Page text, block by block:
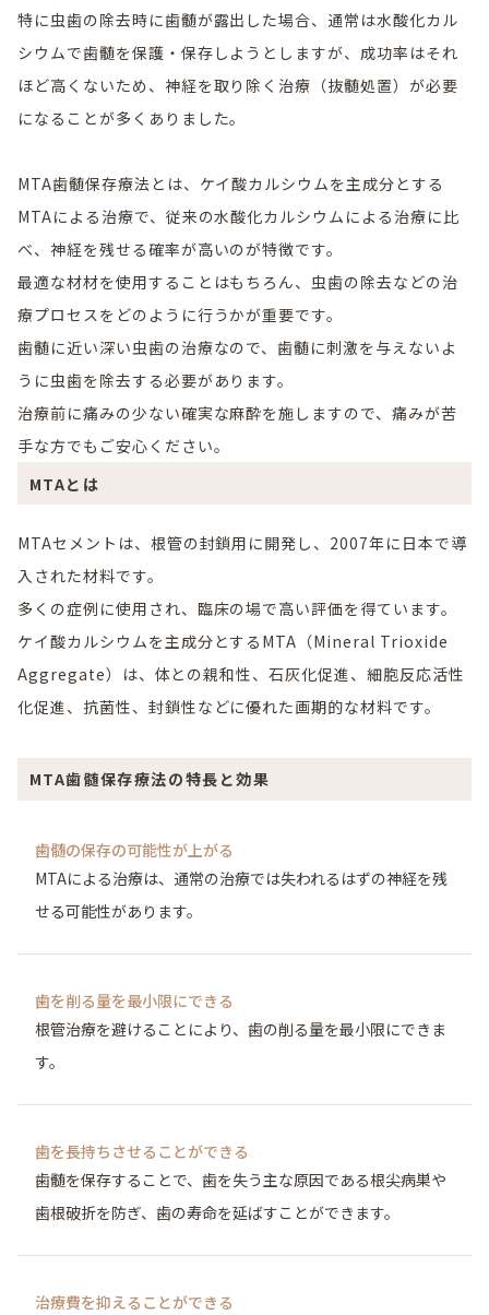
特に虫歯の除去時に歯髄が露出した場合、通常は水酸化カル
シウムで歯髄を保護・保存しようとしますが、成功率はそれ
ほど高くないため、神経を取り除く治療（抜髄処置）が必要
になることが多くありました。
MTA歯髄保存療法とは、ケイ酸カルシウムを主成分とする
MTAによる治療で、従来の水酸化カルシウムによる治療に比
べ、神経を残せる確率が高いのが特徴です。
最適な材材を使用することはもちろん、虫歯の除去などの治
療プロセスをどのように行うかが重要です。
歯髄に近い深い虫歯の治療なので、歯髄に刺激を与えないよ
うに虫歯を除去する必要があります。
治療前に痛みの少ない確実な麻酔を施しますので、痛みが苦
手な方でもご安心ください。
MTAとは
MTAセメントは、根管の封鎖用に開発し、2007年に日本で導
入された材料です。
多くの症例に使用され、臨床の場で高い評価を得ています。
ケイ酸カルシウムを主成分とするMTA（Mineral Trioxide
Aggregate）は、体との親和性、石灰化促進、細胞反応活性
化促進、抗菌性、封鎖性などに優れた画期的な材料です。
MTA歯髄保存療法の特長と効果
歯髄の保存の可能性が上がる
MTAによる治療は、通常の治療では失われるはずの神経を残
せる可能性があります。
歯を削る量を最小限にできる
根管治療を避けることにより、歯の削る量を最小限にできま
す。
歯を長持ちさせることができる
歯髄を保存することで、歯を失う主な原因である根尖病巣や
歯根破折を防ぎ、歯の寿命を延ばすことができます。
治療費を抑えることができる